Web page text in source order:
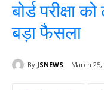
बोर्ड परीक्षा
बड़ा फैसला
By JSNEWS March 25,